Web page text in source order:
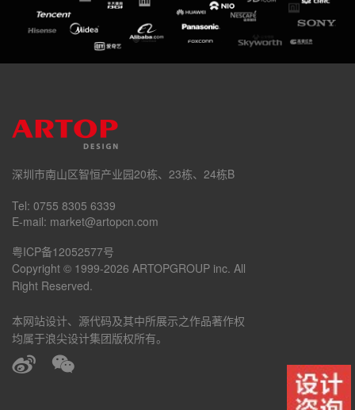
深圳市南山区智恒产业园20栋、23栋、24栋B
Tel: 0755 8305 6339
E-mail: market@artopcn.com
粤ICP备12052577号
Copyright © 1999-2026 ARTOPGROUP inc. All
Right Reserved.
本网站设计、源代码及其中所展示之作品著作权
均属于浪尖设计集团版权所有。